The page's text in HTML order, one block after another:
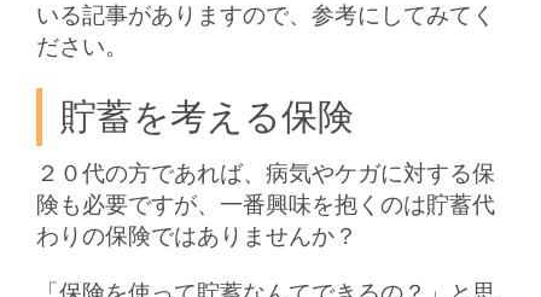
いる記事がありますので、参考にしてみてく
ださい。
貯蓄を考える保険
２０代の方であれば、病気やケガに対する保
険も必要ですが、一番興味を抱くのは貯蓄代
わりの保険ではありませんか？